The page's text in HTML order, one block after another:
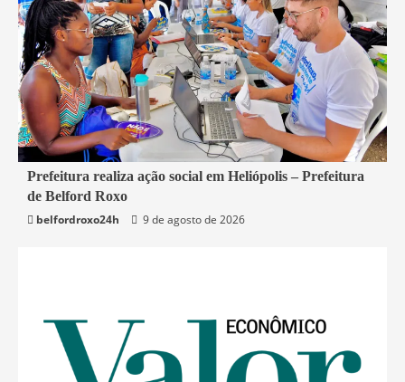
2 min read
Belford Roxo
Prefeitura realiza ação social em Heliópolis – Prefeitura
de Belford Roxo
belfordroxo24h
9 de agosto de 2026